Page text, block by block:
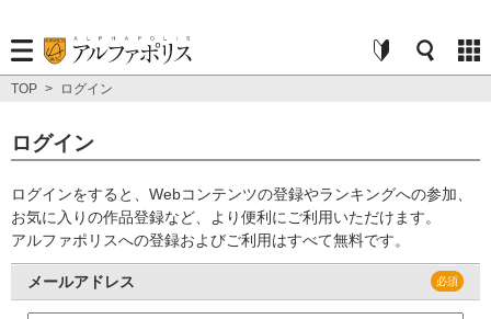
TOP > ログイン
ログイン
ログインをすると、Webコンテンツの登録やランキングへの参加、
お気に入りの作品登録など、より便利にご利用いただけます。
アルファポリスへの登録およびご利用はすべて無料です。
メールアドレス